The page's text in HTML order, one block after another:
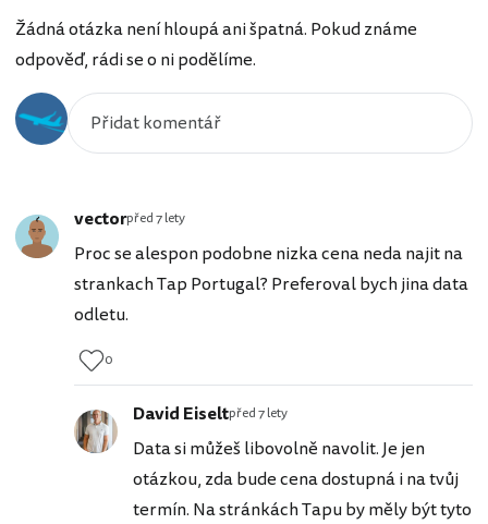
Žádná otázka není hloupá ani špatná. Pokud známe
odpověď, rádi se o ni podělíme.
vectorpřed 7 lety
Proc se alespon podobne nizka cena neda najit na
strankach Tap Portugal? Preferoval bych jina data
odletu.
0
David Eiseltpřed 7 lety
Data si můžeš libovolně navolit. Je jen
otázkou, zda bude cena dostupná i na tvůj
termín. Na stránkách Tapu by měly být tyto